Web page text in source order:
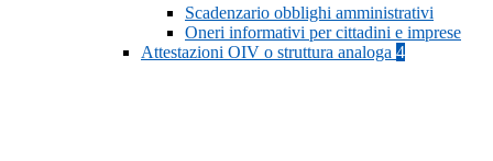
Scadenzario obblighi amministrativi
Oneri informativi per cittadini e imprese
Attestazioni OIV o struttura analoga 4